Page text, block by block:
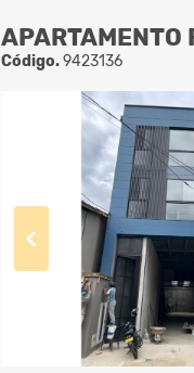
APARTAMENTO
Código.9423136